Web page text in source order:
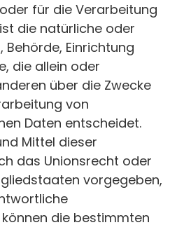
für die Verarbeitung
die natürliche oder
Behörde, Einrichtung
die allein oder
über die Zwecke
von
Daten entscheidet.
Mittel dieser
das Unionsrecht oder
vorgegeben,
die bestimmten